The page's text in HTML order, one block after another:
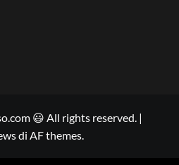
😃 All rights reserved. |
di AF themes.